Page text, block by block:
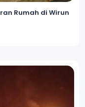
Rumah di Wirun